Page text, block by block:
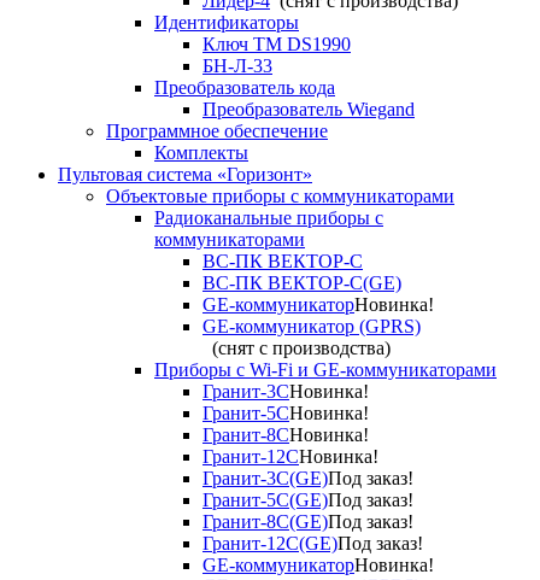
Идентификаторы
Ключ TM DS1990
БН-Л-33
Преобразователь кода
Преобразователь Wiegand
Программное обеспечение
Комплекты
Пультовая система «Горизонт»
Объектовые приборы с коммуникаторами
Радиоканальные приборы с
коммуникаторами
ВС-ПК ВЕКТОР-С
ВС-ПК ВЕКТОР-С(GE)
GE-коммуникаторНовинка!
GE-коммуникатор (GPRS)
(снят с производства)
Приборы с Wi-Fi и GE-коммуникаторами
Гранит-3СНовинка!
Гранит-5СНовинка!
Гранит-8СНовинка!
Гранит-12СНовинка!
Гранит-3С(GE)Под заказ!
Гранит-5С(GE)Под заказ!
Гранит-8С(GE)Под заказ!
Гранит-12С(GE)Под заказ!
GE-коммуникаторНовинка!